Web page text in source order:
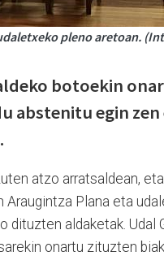
pleno aretoan.
botoekin
abstenitu egin
atzo arratsaldean,
Araugintza Plana eta
dituzten aldaketak. Udal
onartu zituzten